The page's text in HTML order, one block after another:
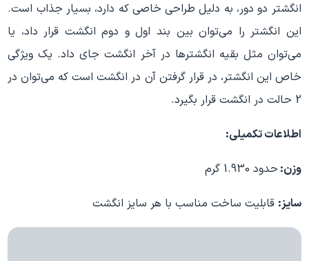
انگشتر دو دور، به دلیل طراحی خاصی که دارد، بسیار جذاب است.
این انگشتر را می‌توان بین بند اول و دوم انگشت قرار داد، یا
می‌توان مثل بقیه انگشترها در آخر انگشت جای داد. یک ویژگی
خاص این انگشتر، در قرار گرفتن آن در انگشت است که می‌توان در
2 حالت در انگشت قرار بگیرد.
اطلاعات تکمیلی:
وزن: حدود 1.930 گرم
سایز: قابلیت ساخت مناسب با هر سایز انگشت